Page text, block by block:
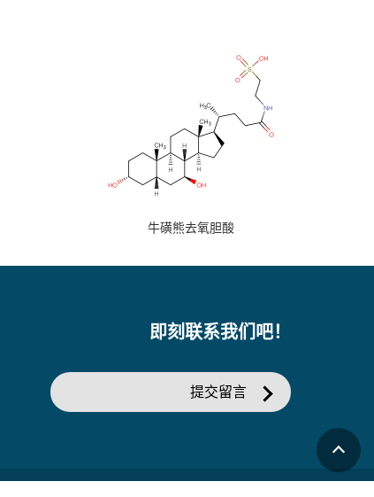
牛磺熊去氧胆酸
即刻联系我们吧！
提交留言